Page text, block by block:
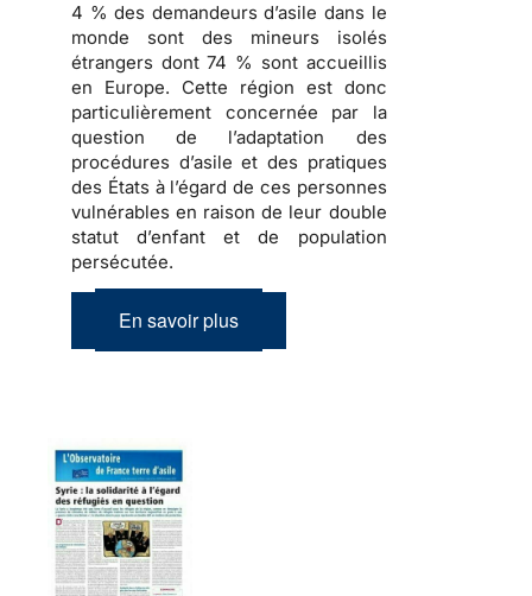
4 % des demandeurs d’asile dans le
monde sont des mineurs isolés
étrangers dont 74 % sont accueillis
en Europe. Cette région est donc
particulièrement concernée par la
question de l’adaptation des
procédures d’asile et des pratiques
des États à l’égard de ces personnes
vulnérables en raison de leur double
statut d’enfant et de population
persécutée.
En savoir plus